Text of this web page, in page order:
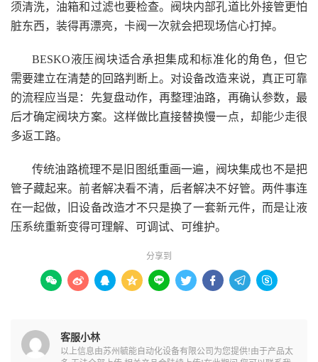
须清洗，油箱和过滤也要检查。阀块内部孔道比外接管更怕
脏东西，装得再漂亮，卡阀一次就会把现场信心打掉。
BESKO液压阀块适合承担集成和标准化的角色，但它
需要建立在清楚的回路判断上。对设备改造来说，真正可靠
的流程应当是：先复盘动作，再整理油路，再确认参数，最
后才确定阀块方案。这样做比直接替换慢一点，却能少走很
多返工路。
传统油路梳理不是旧图纸重画一遍，阀块集成也不是把
管子藏起来。前者解决看不清，后者解决不好管。两件事连
在一起做，旧设备改造才不只是换了一套新元件，而是让液
压系统重新变得可理解、可调试、可维护。
分享到
        
客服小林
以上信息由苏州毓能自动化设备有限公司为您提供!由于产品太